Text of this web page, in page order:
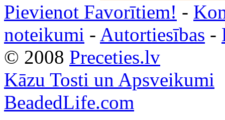
Pievienot Favorītiem! -
noteikumi - Autortiesības -
© 2008 Preceties.lv
Kāzu Tosti un Apsveikumi
BeadedLife.com